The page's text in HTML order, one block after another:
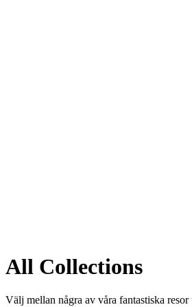
All Collections
Välj mellan några av våra fantastiska